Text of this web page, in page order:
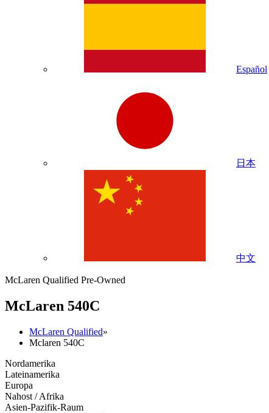
Español
日本
中文
McLaren Qualified Pre-Owned
McLaren 540C
McLaren Qualified»
Mclaren 540C
Nordamerika
Lateinamerika
Europa
Nahost / Afrika
Asien-Pazifik-Raum